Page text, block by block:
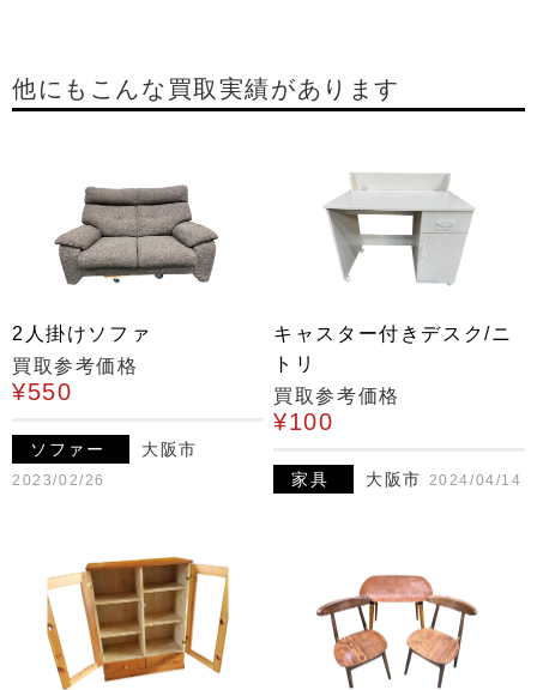
他にもこんな買取実績があります
2人掛けソファ
買取参考価格
¥550
ソファー 大阪市
2023/02/26
キャスター付きデスク/ニ
トリ
買取参考価格
¥100
家具 大阪市 2024/04/14